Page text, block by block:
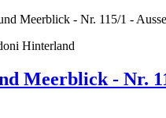
Hinterland
Meerblick - Nr.